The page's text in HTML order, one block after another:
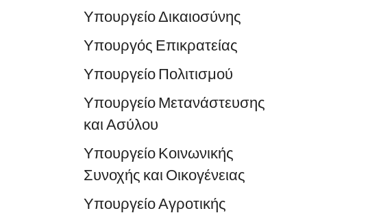
Υπουργείο Δικαιοσύνης
Υπουργός Επικρατείας
Υπουργείο Πολιτισμού
Υπουργείο Μετανάστευσης
και Ασύλου
Υπουργείο Κοινωνικής
Συνοχής και Οικογένειας
Υπουργείο Αγροτικής